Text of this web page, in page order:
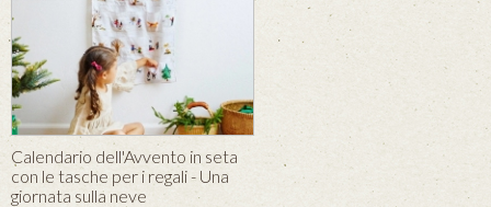
Calendario dell'Avvento in seta
con le tasche per i regali - Una
giornata sulla neve